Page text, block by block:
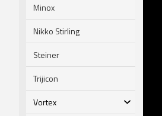
Minox
Nikko Stirling
Steiner
Trijicon
Vortex